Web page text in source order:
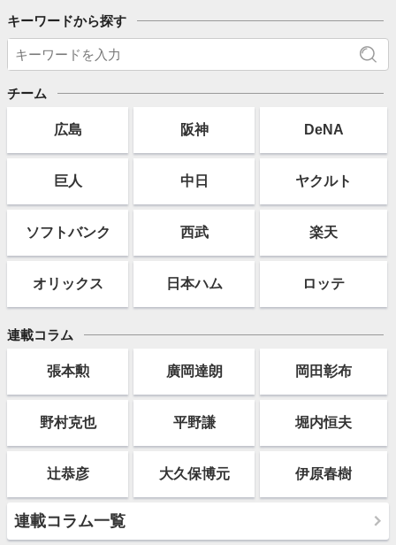
キーワードから探す
チーム
広島 阪神 DeNA
巨人 中日 ヤクルト
ソフトバンク 西武 楽天
オリックス 日本ハム ロッテ
連載コラム
張本勲 廣岡達朗 岡田彰布
野村克也 平野謙 堀内恒夫
辻恭彦 大久保博元 伊原春樹
連載コラム一覧